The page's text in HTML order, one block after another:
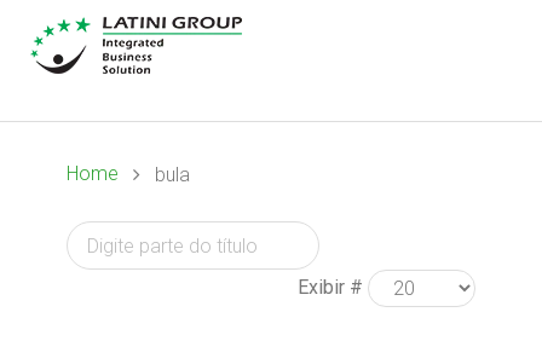
Home bula
Exibir #